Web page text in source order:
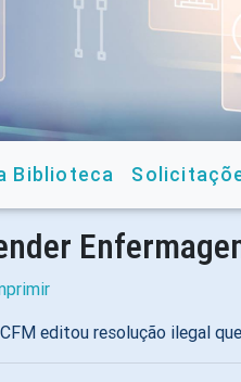
Biblioteca
editou resolução ilegal